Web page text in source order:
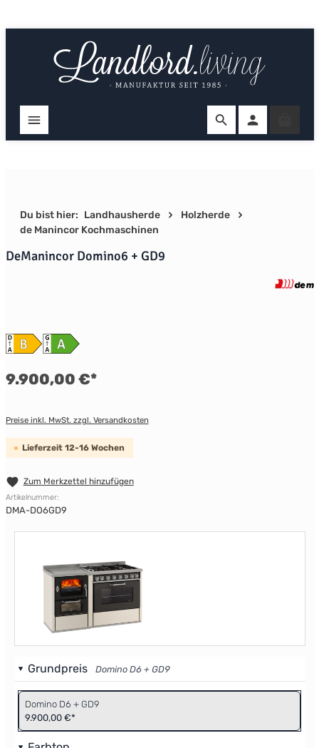
Du bist hier: Landhausherde
Holzherde
de Manincor Kochmaschinen
DeManincor Domino6 + GD9
9.900,00 €*
Preise inkl. MwSt. zzgl. Versandkosten
Lieferzeit 12-16 Wochen
Zum Merkzettel hinzufügen
Artikelnummer:
DMA-DO6GD9
Grundpreis Domino D6 + GD9
Domino D6 + GD9
9.900,00 €*